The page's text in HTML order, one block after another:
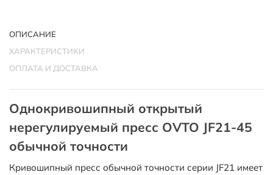
ОПИСАНИЕ
ХАРАКТЕРИСТИКИ
ОПЛАТА И ДОСТАВКА
Однокривошипный открытый
нерегулируемый пресс OVTO JF21-45
обычной точности
Кривошипный пресс обычной точности серии JF21 имеет